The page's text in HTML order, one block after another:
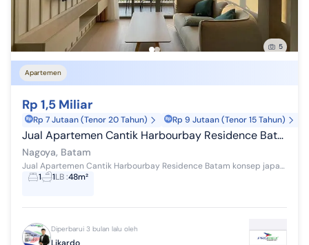
5
Apartemen
Rp 1,5 Miliar
Rp 7 Jutaan (Tenor 20 Tahun) Rp 9 Jutaan (Tenor 15 Tahun)
Jual Apartemen Cantik Harbourbay Residence Batam Full Interior
Nagoya, Batam
Jual Apartemen Cantik Harbourbay Residence Batam konsep japannese! - Type 1 Bedroom - Lantai 11 - Seaview cakep - Full Interior Cantik - Siap Hu...
1
1LB:48m²
Diperbarui 3 bulan lalu oleh